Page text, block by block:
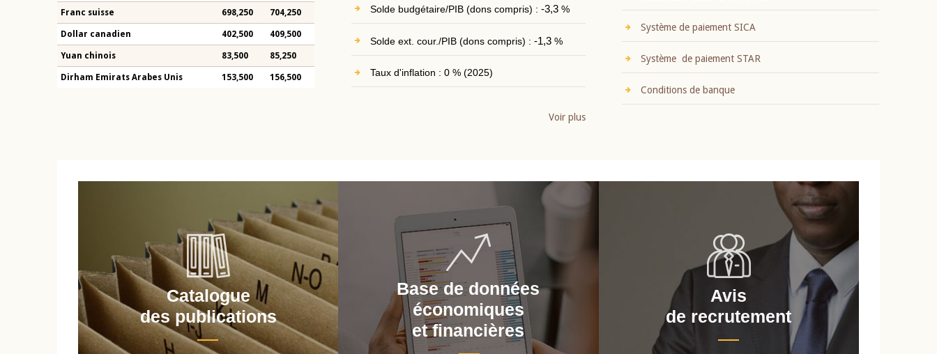
Franc suisse 698,250 704,250
Dollar canadien 402,500 409,500
Yuan chinois 83,500 85,250
Dirham Emirats Arabes Unis 153,500 156,500
Solde budgétaire/PIB (dons compris) : -3,3%
Solde ext. cour./PIB (dons compris) : -1,3%
Taux d'inflation : 0 % (2025)
Voir plus
Système de paiement SICA
Système de paiement STAR
Conditions de banque
Catalogue
des publications
Base de données
économiques
et financières
Avis
de recrutement